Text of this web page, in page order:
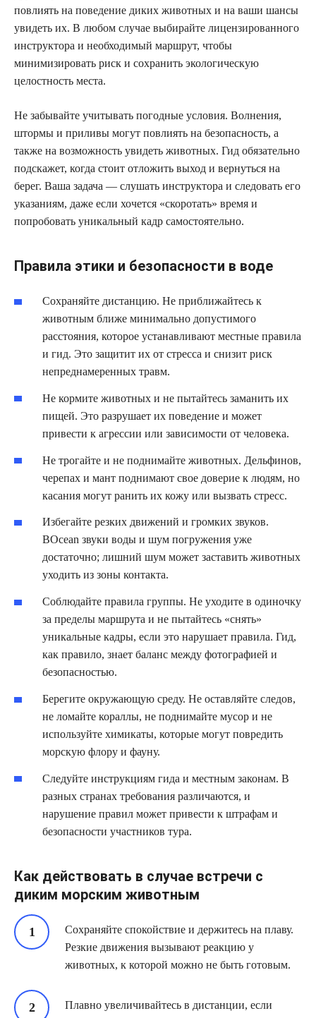
повлиять на поведение диких животных и на ваши шансы
увидеть их. В любом случае выбирайте лицензированного
инструктора и необходимый маршрут, чтобы
минимизировать риск и сохранить экологическую
целостность места.
Не забывайте учитывать погодные условия. Волнения,
штормы и приливы могут повлиять на безопасность, а
также на возможность увидеть животных. Гид обязательно
подскажет, когда стоит отложить выход и вернуться на
берег. Ваша задача — слушать инструктора и следовать его
указаниям, даже если хочется «скоротать» время и
попробовать уникальный кадр самостоятельно.
Правила этики и безопасности в воде
Сохраняйте дистанцию. Не приближайтесь к
животным ближе минимально допустимого
расстояния, которое устанавливают местные правила
и гид. Это защитит их от стресса и снизит риск
непреднамеренных травм.
Не кормите животных и не пытайтесь заманить их
пищей. Это разрушает их поведение и может
привести к агрессии или зависимости от человека.
Не трогайте и не поднимайте животных. Дельфинов,
черепах и мант поднимают свое доверие к людям, но
касания могут ранить их кожу или вызвать стресс.
Избегайте резких движений и громких звуков.
ВOcean звуки воды и шум погружения уже
достаточно; лишний шум может заставить животных
уходить из зоны контакта.
Соблюдайте правила группы. Не уходите в одиночку
за пределы маршрута и не пытайтесь «снять»
уникальные кадры, если это нарушает правила. Гид,
как правило, знает баланс между фотографией и
безопасностью.
Берегите окружающую среду. Не оставляйте следов,
не ломайте кораллы, не поднимайте мусор и не
используйте химикаты, которые могут повредить
морскую флору и фауну.
Следуйте инструкциям гида и местным законам. В
разных странах требования различаются, и
нарушение правил может привести к штрафам и
безопасности участников тура.
Как действовать в случае встречи с
диким морским животным
Сохраняйте спокойствие и держитесь на плаву.
Резкие движения вызывают реакцию у
животных, к которой можно не быть готовым.
Плавно увеличивайтесь в дистанции, если